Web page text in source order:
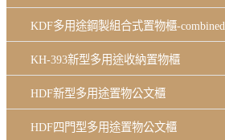
KDF多用途鋼製組合式置物櫃-combined
KH-393新型多用途收納置物櫃
HDF新型多用途置物公文櫃
HDF四門型多用途置物公文櫃